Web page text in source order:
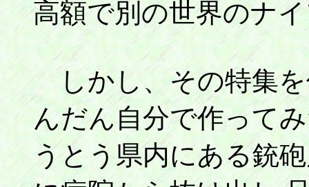
高額で別の世界のナ
しかし、その特集を
んだん自分で作って
うとう県内にある銃